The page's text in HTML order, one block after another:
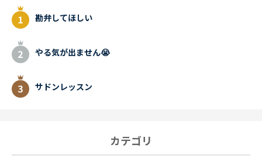
勘弁してほしい
やる気が出ません😭
サドンレッスン
カテゴリ